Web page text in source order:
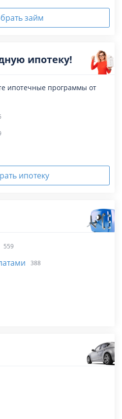
займ
ипотеку!
ипотечные программы от
ипотеку
559
388